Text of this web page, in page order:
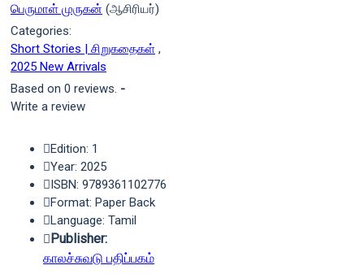
பெருமாள் முருகன் (ஆசிரியர்)
Categories:
Short Stories | சிறுகதைகள் ,
2025 New Arrivals
Based on 0 reviews. -
Write a review
Edition: 1
Year: 2025
ISBN: 9789361102776
Format: Paper Back
Language: Tamil
Publisher:
காலச்சுவடு பதிப்பகம்